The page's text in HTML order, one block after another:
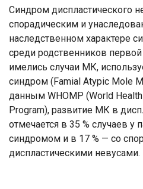
Синдром дисплаcтического
спорадическим и
наследственном характере
среди родственников первой
имелись случаи МК,
синдром (Famial Atypic Mole
данным WHOMP (World
Program), развитие МК в
отмечается в 35 % случаев у
синдромом и в 17 % — со
диспластическими невусами.